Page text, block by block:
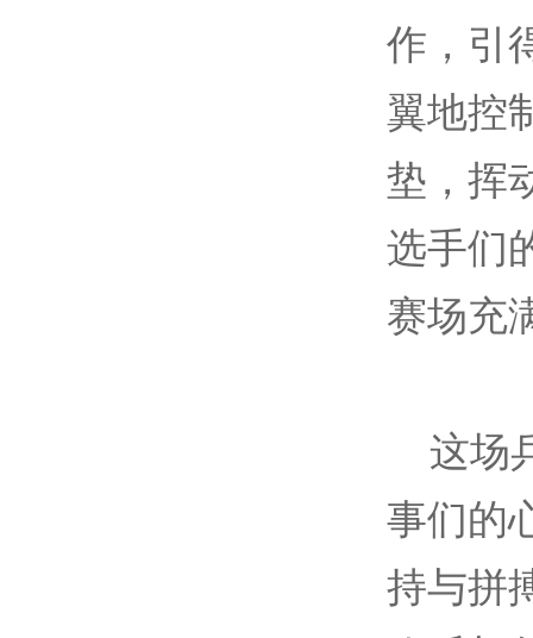
作，引
翼地控
垫，挥
选手们
赛场充
这场
事们的
持与拼